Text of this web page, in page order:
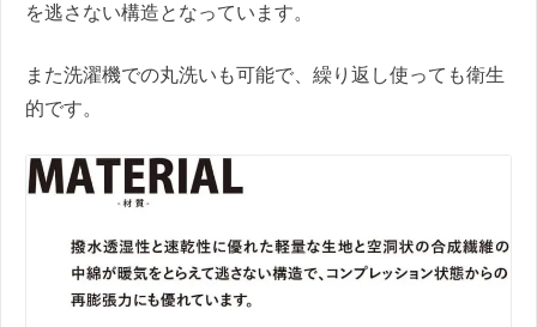
を逃さない構造となっています。
また洗濯機での丸洗いも可能で、繰り返し使っても衛生
的です。